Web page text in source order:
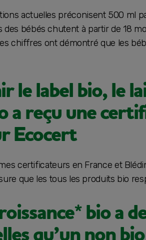
actuelles préconisent 500 ml
des bébés chutent à partir de 18
chiffres ont démontré que les
le label bio, le
a reçu une
Ecocert
certificateurs en France et
que les tous les produits bio
bio a